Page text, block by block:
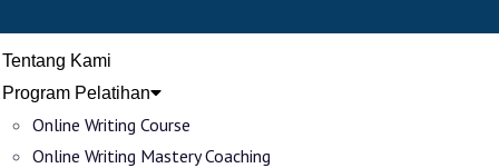
Tentang Kami
Program Pelatihan
Online Writing Course
Online Writing Mastery Coaching